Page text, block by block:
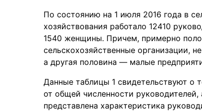
По состоянию на 1 июля 2016 года в
хозяйствования работало 12410
1540 женщины. Причем, примерно
сельскохозяйственные организации,
а другая половина — малые
Данные таблицы 1 свидетельствуют о
от общей численности
представлена характеристика